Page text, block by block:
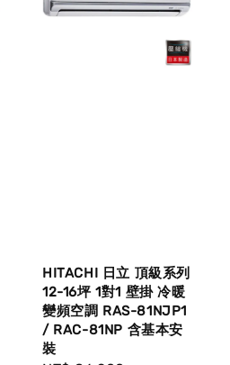
HITACHI 日立 頂級系列
12-16坪 1對1 壁掛 冷暖
變頻空調 RAS-81NJP1
/ RAC-81NP 含基本安
裝